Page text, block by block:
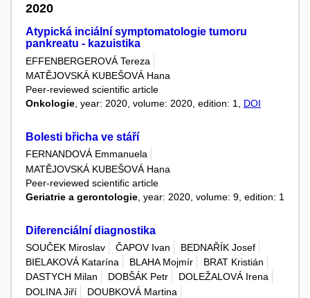
2020
Atypická inciální symptomatologie tumoru
pankreatu - kazuistika
EFFENBERGEROVÁ Tereza
MATĚJOVSKÁ KUBEŠOVÁ Hana
Peer-reviewed scientific article
Onkologie , year: 2020, volume: 2020, edition: 1, DOI
Bolesti břicha ve stáří
FERNANDOVÁ Emmanuela
MATĚJOVSKÁ KUBEŠOVÁ Hana
Peer-reviewed scientific article
Geriatrie a gerontologie , year: 2020, volume: 9, edition: 1
Diferenciální diagnostika
SOUČEK Miroslav ČAPOV Ivan
BEDNAŘÍK Josef
BIELAKOVÁ Katarína
BLAHA Mojmír
BRAT Kristián
DASTYCH Milan
DOBŠÁK Petr
DOLEŽALOVÁ Irena
DOLINA Jiří
DOUBKOVÁ Martina